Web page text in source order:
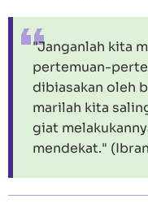
"Janganlah kita
pertemuan-
dibiasakan oleh
marilah kita
giat
mendekat." (